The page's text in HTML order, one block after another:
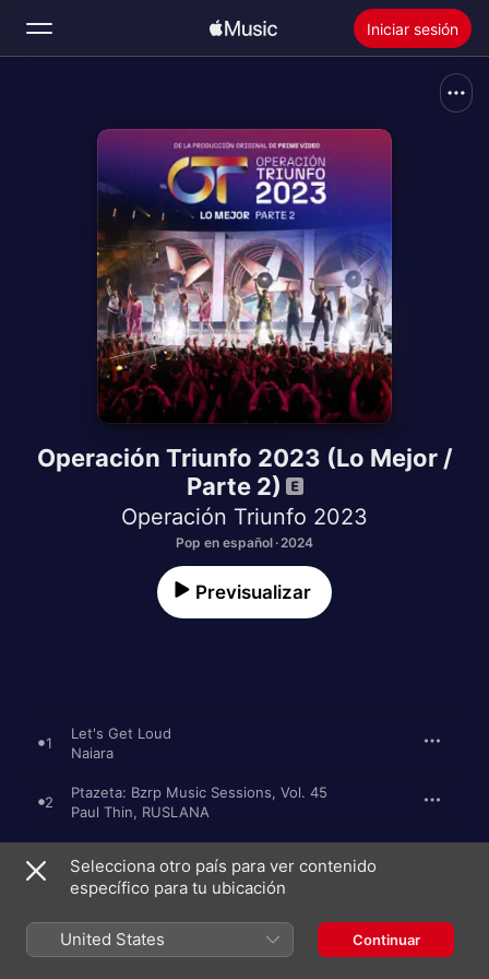
Iniciar sesión
Novedades
Radio
Instalar Apple Music
Operación Triunfo 2023 (Lo Mejor /
Parte 2)
Operación Triunfo 2023
Pop en español · 2024
Previsualizar
1
Let's Get Loud
Naiara
2
Ptazeta: Bzrp Music Sessions, Vol. 45
Paul Thin, RUSLANA
3
Cris Helia
4
Bea Fernandez
Selecciona otro país para ver contenido
específico para tu ubicación
United States Continuar